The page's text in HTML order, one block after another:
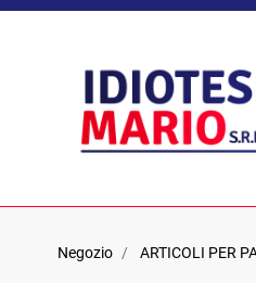
Negozio ARTICOLI PER